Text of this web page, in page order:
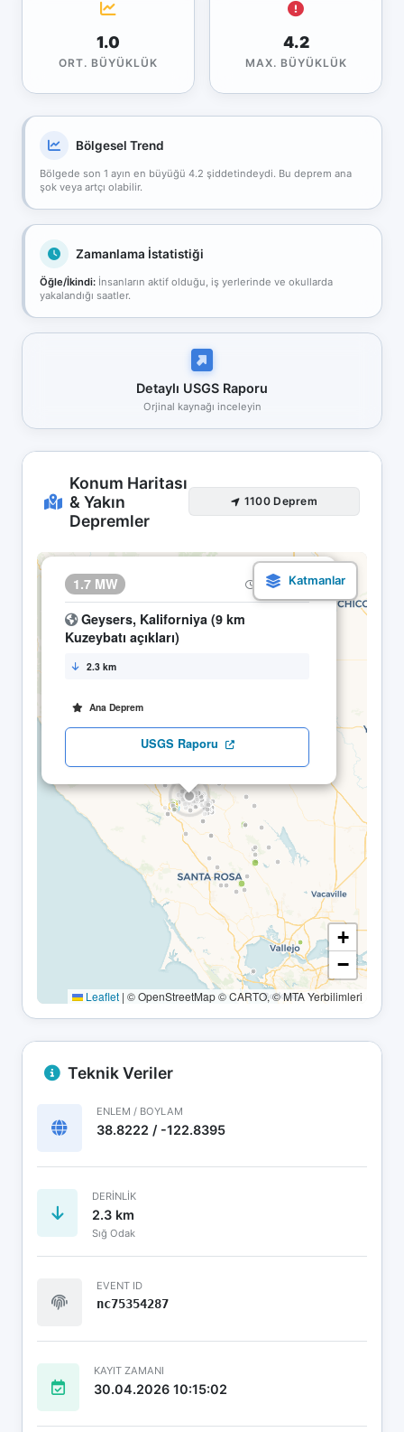
1.0
ORT. BÜYÜKLÜK
4.2
MAX. BÜYÜKLÜK
Bölgesel Trend
Bölgede son 1 ayın en büyüğü 4.2 şiddetindeydi. Bu deprem ana
şok veya artçı olabilir.
Zamanlama İstatistiği
Öğle/İkindi: İnsanların aktif olduğu, iş yerlerinde ve okullarda
yakalandığı saatler.
Detaylı USGS Raporu
Orjinal kaynağı inceleyin
Konum Haritası
& Yakın
Depremler
1100 Deprem
1.7 MW 30.04 13:12
Geysers, Kaliforniya (9 km
Kuzeybatı açıkları)
2.3 km
Ana Deprem
USGS Raporu
×
+
−
Leaflet | © OpenStreetMap © CARTO, © MTA Yerbilimleri
Teknik Veriler
ENLEM / BOYLAM
38.8222 / -122.8395
DERINLIK
2.3 km
Sığ Odak
EVENT ID
nc75354287
KAYIT ZAMANI
30.04.2026 10:15:02